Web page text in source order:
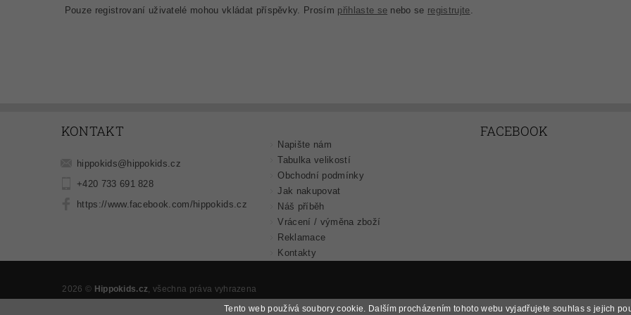
Pouze registrovaní uživatelé mohou vkládat příspěvky. Prosím přihlaste se nebo se registrujte.
KONTAKT
hippokids@ hippokids.cz
+420 733 691 828
https://www.facebook.com/hippokids.cz
Napište nám
Tabulka velikostí
Obchodní podmínky
Jak nakupovat
Náš příběh
Vrácení / výměna zboží
Reklamace
Kontakty
FACEBOOK
2026 © Hippokids.cz, všechna práva vyhrazena
Tento web používá soubory cookie. Dalším procházením tohoto webu vyjadřujete souhlas s jejich